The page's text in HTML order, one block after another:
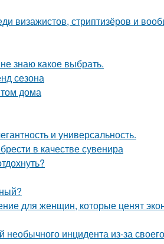
визажистов, стриптизёров и
знаю какое выбрать.
сезона
дома
и универсальность.
в качестве сувенира
для женщин, которые ценят
инцидента из-за